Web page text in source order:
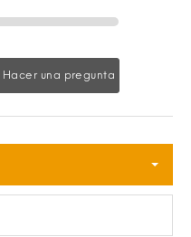
Hacer una pregunta